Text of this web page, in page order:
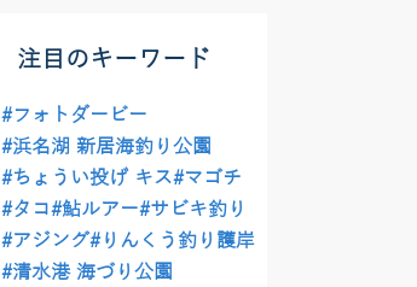
注目のキーワード
#フォトダービー
#浜名湖 新居海釣り公園
#ちょうい投げ キス#マゴチ
#タコ#鮎ルアー#サビキ釣り
#アジング#りんくう釣り護岸
#清水港 海づり公園